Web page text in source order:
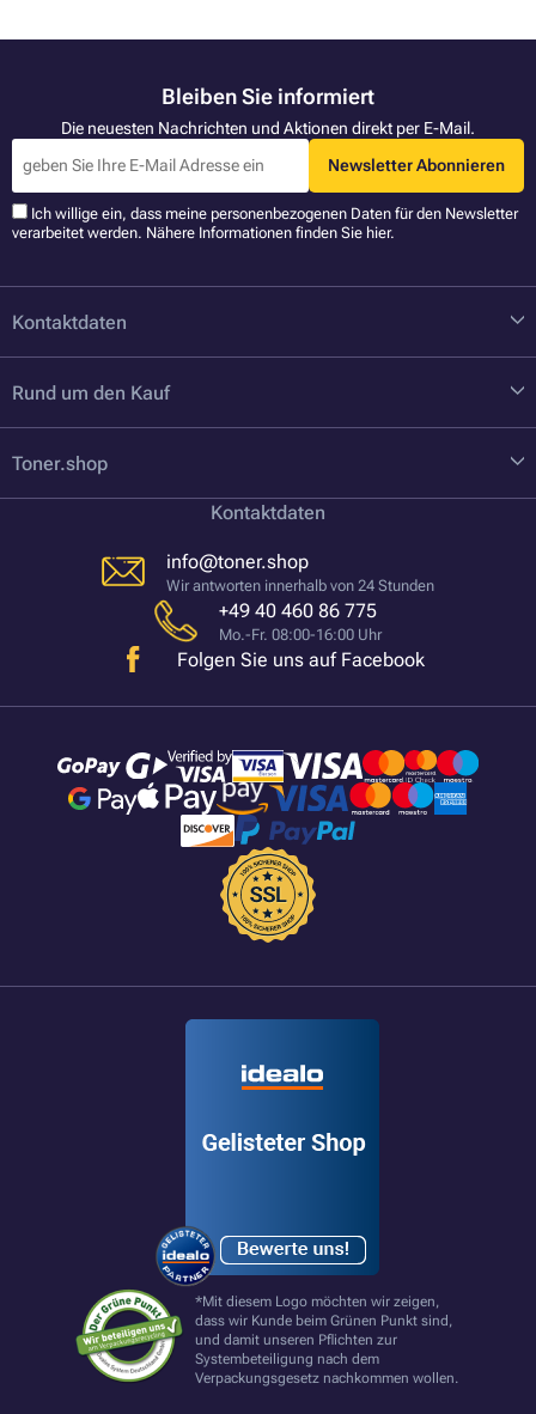
Bleiben Sie informiert
Die neuesten Nachrichten und Aktionen direkt per E-Mail.
Newsletter Abonnieren
Ich willige ein, dass meine personenbezogenen Daten für den Newsletter
verarbeitet werden. Nähere Informationen finden Sie hier.
Kontaktdaten
Rund um den Kauf
Toner.shop
Kontaktdaten
info@toner.shop
Wir antworten innerhalb von 24 Stunden
+49 40 460 86 775
Mo.-Fr. 08:00-16:00 Uhr
Folgen Sie uns auf Facebook
*Mit diesem Logo möchten wir zeigen,
dass wir Kunde beim Grünen Punkt sind,
und damit unseren Pflichten zur
Systembeteiligung nach dem
Verpackungsgesetz nachkommen wollen.